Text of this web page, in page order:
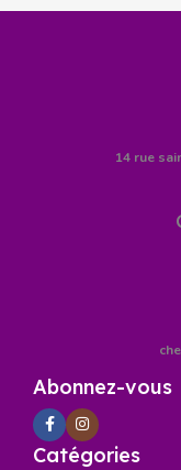
14 rue
Abonnez-vous
Catégories